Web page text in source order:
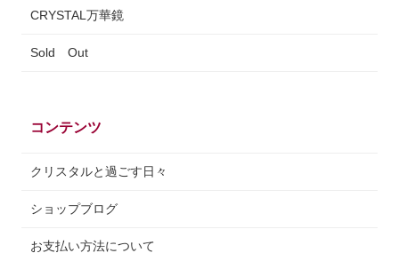
CRYSTAL万華鏡
Sold Out
コンテンツ
クリスタルと過ごす日々
ショップブログ
お支払い方法について